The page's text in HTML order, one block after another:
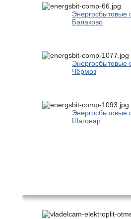
Энергосбытовые
Балаково
Энергосбытовые
Чёрмоз
Энергосбытовые
Шагонар